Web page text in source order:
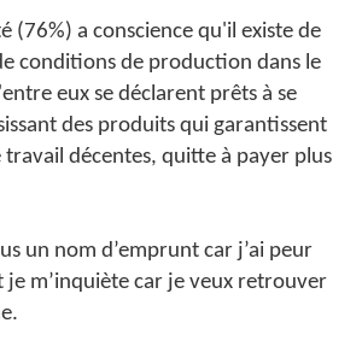
(76%) a conscience qu'il existe de
conditions de production dans le
eux se déclarent prêts à se
des produits qui garantissent
décentes, quitte à payer plus
un nom d’emprunt car j’ai peur
je m’inquiète car je veux retrouver